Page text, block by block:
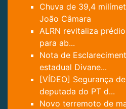
Chuva de 39,4
João Câmara
ALRN revitaliza
para ab...
Nota de
estadual Divane...
[VÍDEO] Segurança
deputada do PT d...
Novo terremoto de